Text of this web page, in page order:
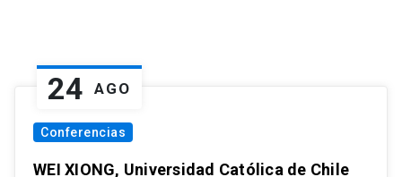
24 AGO
Conferencias
WEI XIONG, Universidad Católica de Chile